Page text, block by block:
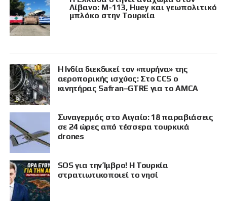
Λίβανο: M-113, Huey και γεωπολιτικό
μπλόκο στην Τουρκία
Η Ινδία διεκδικεί τον «πυρήνα» της
αεροπορικής ισχύος: Στο CCS ο
κινητήρας Safran–GTRE για το AMCA
Συναγερμός στο Αιγαίο: 18 παραβιάσεις
σε 24 ώρες από τέσσερα τουρκικά
drones
SOS για την Ίμβρο! Η Τουρκία
στρατιωτικοποιεί το νησί